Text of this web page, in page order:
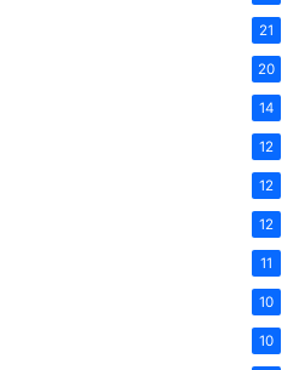
21
20
14
12
12
12
11
10
10